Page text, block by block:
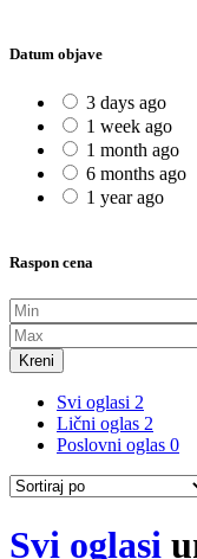
Datum objave
3 days ago
1 week ago
1 month ago
6 months ago
1 year ago
Raspon cena
Kreni
Svi oglasi 2
Lični oglas 2
Poslovni oglas 0
Svi oglasi